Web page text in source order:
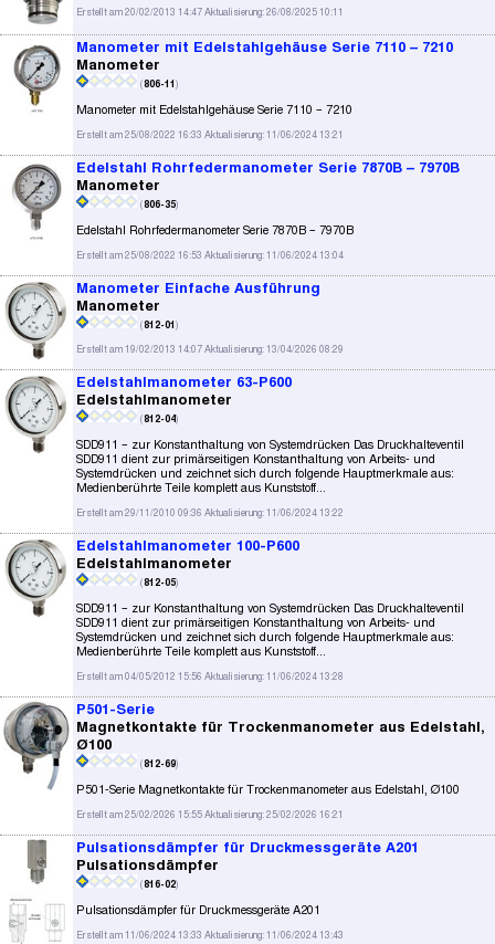
Erstellt am 20/02/2013 14:47 Aktualisierung: 26/08/2025 10:11
Manometer mit Edelstahlgehäuse Serie 7110 – 7210
Manometer
(806-11 )
Manometer mit Edelstahlgehäuse Serie 7110 – 7210
Erstellt am 25/08/2022 16:33 Aktualisierung: 11/06/2024 13:21
Edelstahl Rohrfedermanometer Serie 7870B – 7970B
Manometer
(806-35)
Edelstahl Rohrfedermanometer Serie 7870B – 7970B
Erstellt am 25/08/2022 16:53 Aktualisierung: 11/06/2024 13:04
Manometer Einfache Ausführung
Manometer
(812-01 )
Erstellt am 19/02/2013 14:07 Aktualisierung: 13/04/2026 08:29
Edelstahlmanometer 63-P600
Edelstahlmanometer
(812-04)
SDD911 – zur Konstanthaltung von Systemdrücken Das Druckhalteventil
SDD911 dient zur primärseitigen Konstanthaltung von Arbeits- und
Systemdrücken und zeichnet sich durch folgende Hauptmerkmale aus:
Medienberührte Teile komplett aus Kunststoff...
Erstellt am 29/11/2010 09:36 Aktualisierung: 11/06/2024 13:22
Edelstahlmanometer 100-P600
Edelstahlmanometer
(812-05)
SDD911 – zur Konstanthaltung von Systemdrücken Das Druckhalteventil
SDD911 dient zur primärseitigen Konstanthaltung von Arbeits- und
Systemdrücken und zeichnet sich durch folgende Hauptmerkmale aus:
Medienberührte Teile komplett aus Kunststoff...
Erstellt am 04/05/2012 15:56 Aktualisierung: 11/06/2024 13:28
P501-Serie
Magnetkontakte für Trockenmanometer aus Edelstahl,
Ø100
(812-69)
P501-Serie Magnetkontakte für Trockenmanometer aus Edelstahl, Ø100
Erstellt am 25/02/2026 15:55 Aktualisierung: 25/02/2026 16:21
Pulsationsdämpfer für Druckmessgeräte A201
Pulsationsdämpfer
(816-02)
Pulsationsdämpfer für Druckmessgeräte A201
Erstellt am 11/06/2024 13:33 Aktualisierung: 11/06/2024 13:43